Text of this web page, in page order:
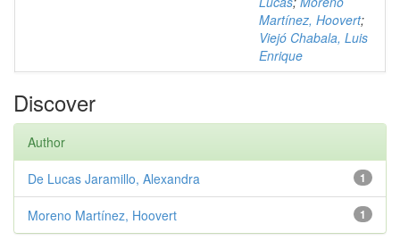
Martínez, Hoovert;
Viejó Chabala, Luis
Enrique
Discover
Author
1
De Lucas Jaramillo, Alexandra
1
Moreno Martínez, Hoovert